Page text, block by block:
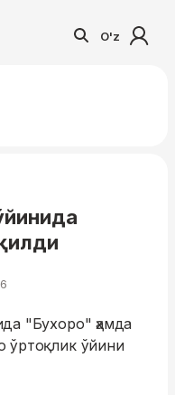
O'z
"Бухоро" ҳамда
ўртоқлик ўйини